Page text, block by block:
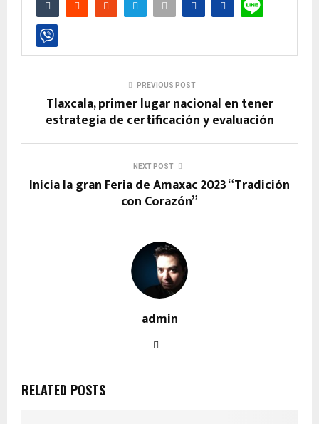
PREVIOUS POST
Tlaxcala, primer lugar nacional en tener
estrategia de certificación y evaluación
NEXT POST
Inicia la gran Feria de Amaxac 2023 “Tradición
con Corazón”
admin
RELATED POSTS